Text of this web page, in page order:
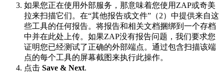
如果您正在使用外部服务，那意味着您使用ZAP或奇美
拉来扫描它们。在“其他报告或文件”（2）中提供来自这
些工具的任何报告。将报告和相关文档捆绑到一个存档
中并在此处上传。如果ZAP没有报告问题，我们要求您
证明您已经测试了正确的外部端点。通过包含扫描该端
点的每个工具的屏幕截图来执行此操作。
点击 Save & Next.